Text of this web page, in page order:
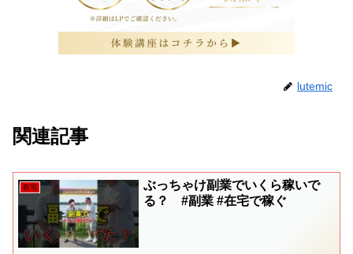
lutemic
関連記事
在宅
ぶっちゃけ副業でいくら稼いで
る？ #副業 #在宅で稼ぐ